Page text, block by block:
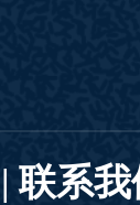
| 联系我